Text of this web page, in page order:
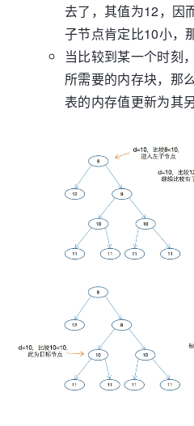
去了，其值为12，因
子节点肯定比10小，
当比较到某一个时刻
所需要的内存块，那
表的内存值更新为其